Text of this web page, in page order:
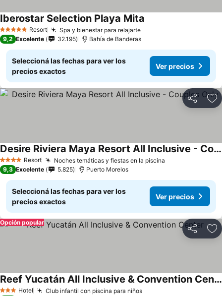
5 Estrellas Resort Spa y bienestar para relajarte
Iberostar Selection Playa Mita
9,2 Excelente 32.195 Bahía de Banderas
Seleccioná las fechas para ver los
precios exactos
Ver precios
Compartir
4 EstrellasResort Noches temáticas y fiestas en la piscina
Desire Riviera Maya Resort All Inclusive - Couples Only
9,3 Excelente 5.825 Puerto Morelos
Seleccioná las fechas para ver los
precios exactos
Ver precios
Compartir
Opción popular
3 Estrellas
Hotel Club infantil con piscina para niños
Reef Yucatán All Inclusive & Convention Center